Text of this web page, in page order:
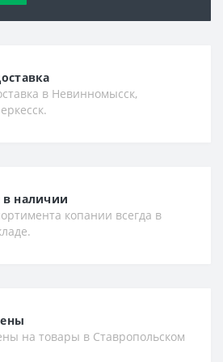
в Невинномысск,
в наличии
копании всегда в
на товары в Ставропольском